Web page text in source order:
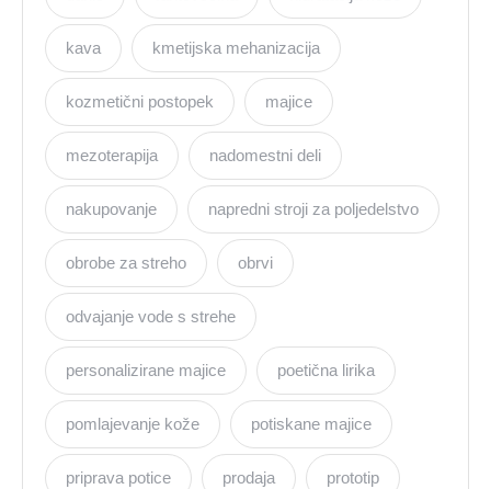
kava kmetijska mehanizacija
kozmetični postopek majice
mezoterapija nadomestni deli
nakupovanje napredni stroji za poljedelstvo
obrobe za streho obrvi
odvajanje vode s strehe
personalizirane majice poetična lirika
pomlajevanje kože potiskane majice
priprava potice prodaja prototip